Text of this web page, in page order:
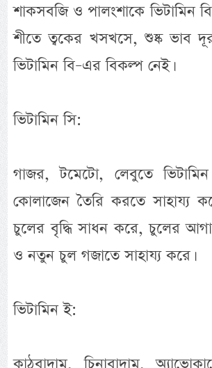
শাকসবজি ও পালংশাকে ভিটামিন
শীতে ত্বকের খসখসে, শুষ্ক ভাব
ভিটামিন বি–এর বিকল্প নেই।
ভিটামিন সি:
গাজর, টমেটো, লেবুতে
কোলাজেন তৈরি করতে সাহায্য
চুলের বৃদ্ধি সাধন করে, চুলের
ও নতুন চুল গজাতে সাহায্য করে।
ভিটামিন ই: